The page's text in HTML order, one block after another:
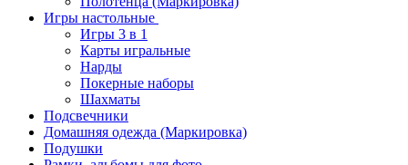
Игры настольные
Игры 3 в 1
Карты игральные
Нарды
Покерные наборы
Шахматы
Подсвечники
Домашняя одежда (Маркировка)
Подушки